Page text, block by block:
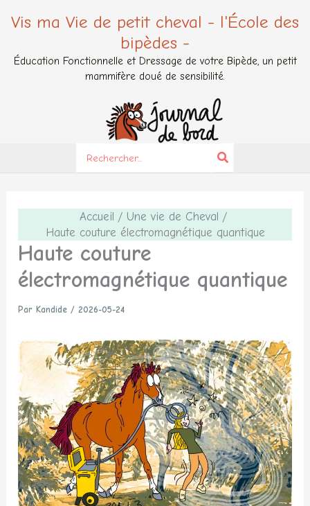
Vis ma Vie de petit cheval - l'École des
bipèdes -
Éducation Fonctionnelle et Dressage de votre Bipède, un petit
mammifère doué de sensibilité.
for:
Accueil
Une vie de Cheval
Haute couture électromagnétique quantique
Haute couture
électromagnétique quantique
Par Kandide/2026-05-24